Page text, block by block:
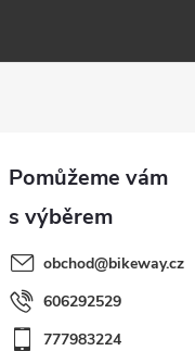
obchod@bikeway.cz
606292529
777983224